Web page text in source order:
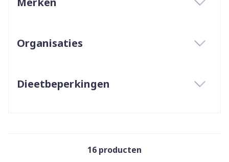
Organisaties
Dieetbeperkingen
16 producten